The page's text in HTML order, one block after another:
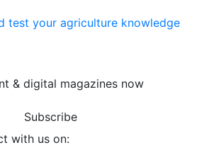
test your agriculture knowledge
& digital magazines now
Subscribe
with us on: